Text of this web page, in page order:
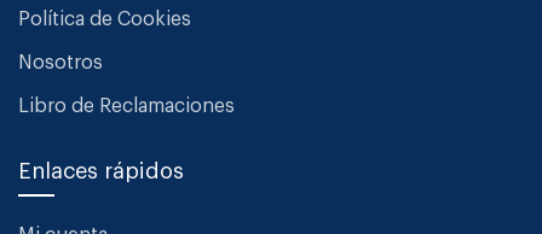
Política de Cookies
Nosotros
Libro de Reclamaciones
Enlaces rápidos